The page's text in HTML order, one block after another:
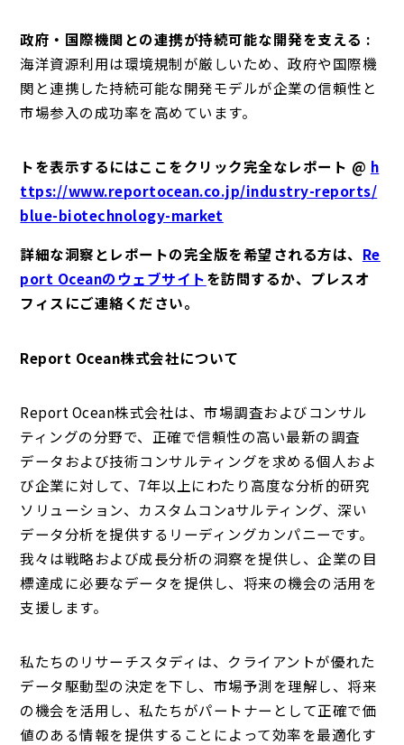
政府・国際機関との連携が持続可能な開発を支える :
海洋資源利用は環境規制が厳しいため、政府や国際機
関と連携した持続可能な開発モデルが企業の信頼性と
市場参入の成功率を高めています。
トを表示するにはここをクリック完全なレポート @ h
ttps://www.reportocean.co.jp/industry-reports/
blue-biotechnology-market
詳細な洞察とレポートの完全版を希望される方は、 Re
port Oceanのウェブサイトを訪問するか、プレスオ
フィスにご連絡ください。
Report Ocean株式会社について
Report Ocean株式会社は、市場調査およびコンサル
ティングの分野で、正確で信頼性の高い最新の調査
データおよび技術コンサルティングを求める個人およ
び企業に対して、7年以上にわたり高度な分析的研究
ソリューション、カスタムコンaサルティング、深い
データ分析を提供するリーディングカンパニーです。
我々は戦略および成長分析の洞察を提供し、企業の目
標達成に必要なデータを提供し、将来の機会の活用を
支援します。
私たちのリサーチスタディは、クライアントが優れた
データ駆動型の決定を下し、市場予測を理解し、将来
の機会を活用し、私たちがパートナーとして正確で価
値のある情報を提供することによって効率を最適化す